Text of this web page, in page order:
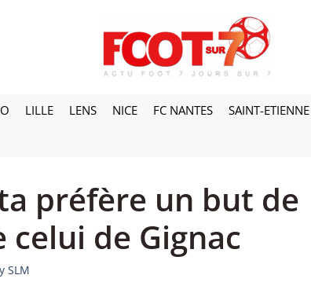
LILLE LENS NICE FC NANTES SAINT-ETIENNE
préfère un but de
de Gignac
SLM